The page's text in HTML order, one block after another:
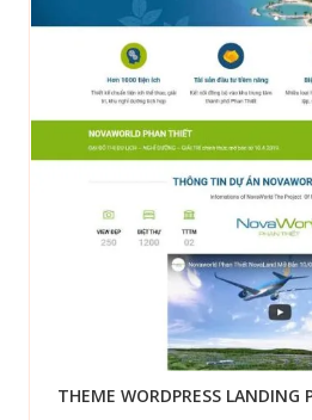
THEME WORDPRESS